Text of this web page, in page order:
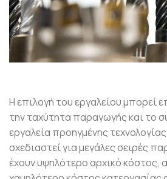
Η επιλογή του εργαλείου μπορεί
την ταχύτητα παραγωγής και το
εργαλεία προηγμένης
σχεδιαστεί για μεγάλες σειρές
έχουν υψηλότερο αρχικό